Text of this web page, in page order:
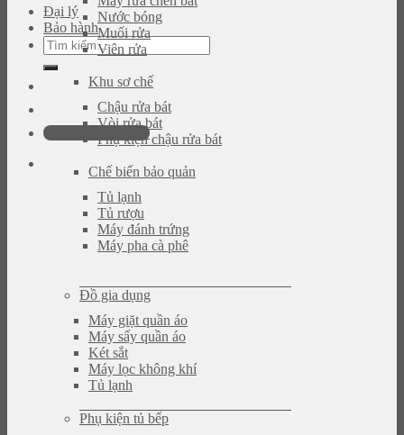
Đại lý
Bảo hành
Tìm
kiếm:
0946.480.580
Nước bóng
Muối rửa
Viên rửa
Khu sơ chế
Chậu rửa bát
Vòi rửa bát
Phụ kiện chậu rửa bát
Chế biến bảo quản
Tủ lạnh
Tủ rượu
Máy đánh trứng
Máy pha cà phê
Đồ gia dụng
Máy giặt quần áo
Máy sấy quần áo
Két sắt
Máy lọc không khí
Tủ lạnh
Phụ kiện tủ bếp